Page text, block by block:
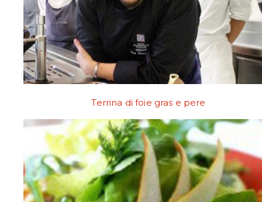
Terrina di foie gras e pere